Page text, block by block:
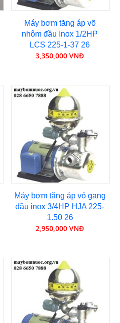
Máy bơm tăng áp võ
nhôm đầu Inox 1/2HP
LCS 225-1-37 26
3,350,000 VNĐ
Máy bơm tăng áp vỏ gang
đầu inox 3/4HP HJA 225-
1.50 26
2,950,000 VNĐ